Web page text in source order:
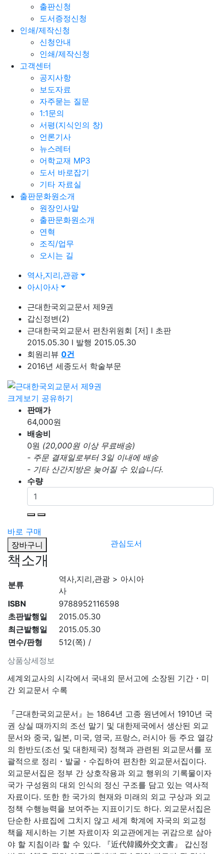
출판신청
도서증정신청
인쇄/제작신청
신청안내
인쇄/제작신청
고객센터
공지사항
보도자료
자주묻는 질문
1:1문의
서평(지식인의 창)
언론기사
뉴스레터
어학교재 MP3
도서 바로잡기
기타 자료실
출판문화원소개
원장인사말
출판문화원소개
연혁
조직/업무
오시는 길
역사,지리,관광
아시아사
근대한국외교문서 제9권
갑신정변(2)
근대한국외교문서 편찬위원회 [저] l 초판
2015.05.30 l 발행 2015.05.30
회원리뷰 0건
2016년 세종도서 학술부문
크게보기 공유하기
판매가
64,000원
배송비
0원 (20,000원 이상 무료배송)
- 주문 결재일로부터 3일 이내에 배송
- 기타 산간지방은 늦어질 수 있습니다.
수량
바로 구매
장바구니
관심도서
책소개
상품상세정보
분류
역사,지리,관광 > 아시아
사
ISBN
9788952116598
초판발행일
2015.05.30
최근발행일
2015.05.30
면수/판형
512(쪽) /
세계외교사의 시각에서 국내외 문서고에 소장된 기간・미
간 외교문서 수록
『근대한국외교문서』는 1864년 고종 원년에서 1910년 국
권 상실 때까지의 조선 말기 및 대한제국에서 생산된 외교
문서와 중국, 일본, 미국, 영국, 프랑스, 러시아 등 주요 열강
의 한반도(조선 및 대한제국) 정책과 관련된 외교문서를 포
괄적으로 정리・발굴・수집하여 편찬한 외교문서집이다.
외교문서집은 정부 간 상호작용과 외교 행위의 기록물이자
국가 구성원의 대외 인식의 정신 구조를 담고 있는 역사적
자료이다. 또한 한 국가의 현재와 미래의 외교 구상과 외교
정책 수행능력을 보여주는 지표이기도 하다. 외교문서집은
단순한 사료집에 그치지 않고 세계 학계에 자국의 외교정
책을 제시하는 기본 자료이자 외교관에게는 귀감으로 삼아
야 할 지침이라 할 수 있다. 『近代韓國外交文書』 갑신정